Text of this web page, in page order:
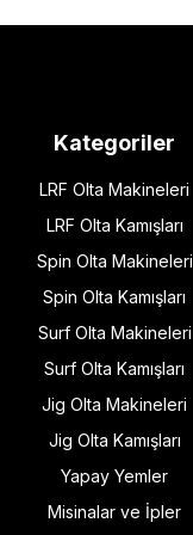
Kategoriler
LRF Olta Makineleri
LRF Olta Kamışları
Spin Olta Makineleri
Spin Olta Kamışları
Surf Olta Makineleri
Surf Olta Kamışları
Jig Olta Makineleri
Jig Olta Kamışları
Yapay Yemler
Misinalar ve İpler